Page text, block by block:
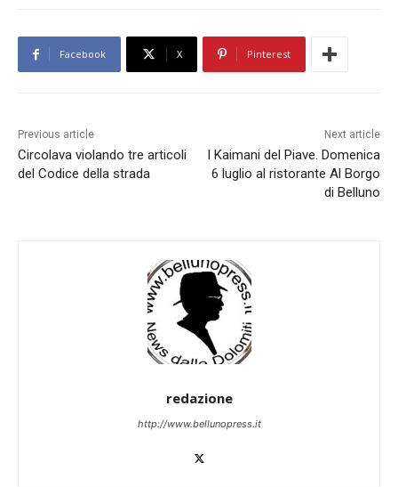
Facebook X Pinterest
Previous article
Circolava violando tre articoli
del Codice della strada
Next article
I Kaimani del Piave. Domenica
6 luglio al ristorante Al Borgo
di Belluno
redazione
http://www.bellunopress.it